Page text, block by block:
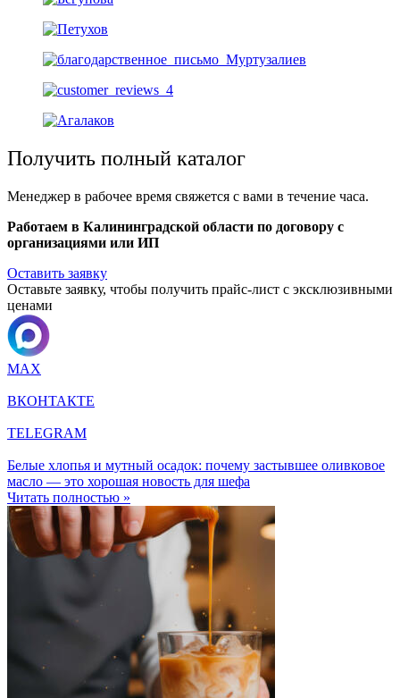
Получить полный каталог
Менеджер в рабочее время свяжется с вами в течение часа.
Работаем в Калининградской области по договору с
организациями или ИП
Оставить заявку
Оставьте заявку, чтобы получить прайс-лист с эксклюзивными
ценами
MAX
ВКОНТАКТЕ
TELEGRAM
Белые хлопья и мутный осадок: почему застывшее оливковое
масло — это хорошая новость для шефа
Читать полностью »